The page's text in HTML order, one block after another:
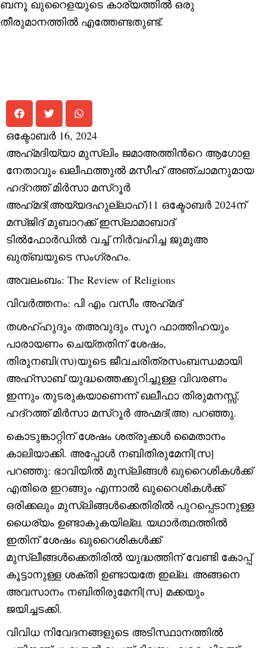
ബനൂ ഖുറൈളയുടെ കാര്യത്തിൽ ഒരു
തീരുമാനത്തിൽ എത്തേണ്ടതുണ്ട്.
ഒക്ടോബർ 16, 2024
അഹ്‌മദിയ്യാ മുസ്‌ലിം ജമാഅത്തിന്‍റെ ആഗോള
നേതാവും ഖലീഫത്തുല്‍ മസീഹ് അഞ്ചാമനുമായ
ഹദ്റത്ത് മിര്‍സാ മസ്റൂര്‍
അഹ്‌മദ്(അയ്യദഹുല്ലാഹ്)11 ഒക്ടോബര്‍ 2024ന്
മസ്ജിദ് മുബാറക്ക്‌ ഇസ്‌ലാമാബാദ്
ടില്‍ഫോര്‍ഡില്‍ വച്ച് നിര്‍വഹിച്ച ജുമുഅ
ഖുത്ബയുടെ സംഗ്രഹം.
അവലംബം: The Review of Religions
വിവര്‍ത്തനം: പി എം വസീം അഹ്‌മദ്‌
തശഹ്ഹുദും തഅവുദും സൂറ ഫാത്തിഹയും
പാരായണം ചെയ്തതിന് ശേഷം,
തിരുനബി(സ)യുടെ ജീവചരിത്രസംബന്ധമായി
അഹ്സാബ് യുദ്ധത്തെക്കുറിച്ചുള്ള വിവരണം
ഇന്നും തുടരുകയാണെന്ന് ഖലീഫാ തിരുമനസ്സ്,
ഹദ്റത്ത് മിർസാ മസ്റൂർ അഹ്മദ്(അ) പറഞ്ഞു.
കൊടുങ്കാറ്റിന് ശേഷം ശത്രുക്കൾ മൈതാനം
കാലിയാക്കി. അപ്പോൾ നബിതിരുമേനി[സ]
പറഞ്ഞു: ഭാവിയിൽ മുസ്‌ലിങ്ങൾ ഖുറൈശികൾക്ക്
എതിരെ ഇറങ്ങും എന്നാൽ ഖുറൈശികൾക്ക്
ഒരിക്കലും മുസ്‌ലിങ്ങൾക്കെതിരിൽ പുറപ്പെടാനുള്ള
ധൈര്യം ഉണ്ടാകുകയില്ല. യഥാർത്ഥത്തിൽ
ഇതിന് ശേഷം ഖുറൈശികൾക്ക്
മുസ്‌ലീങ്ങൾക്കെതിരിൽ യുദ്ധത്തിന് വേണ്ടി കോപ്പ്
കൂട്ടാനുള്ള ശക്‌തി ഉണ്ടായതേ ഇല്ല. അങ്ങനെ
അവസാനം നബിതിരുമേനി[സ] മക്കയും
ജയിച്ചടക്കി.
വിവിധ നിവേദനങ്ങളുടെ അടിസ്ഥാനത്തിൽ